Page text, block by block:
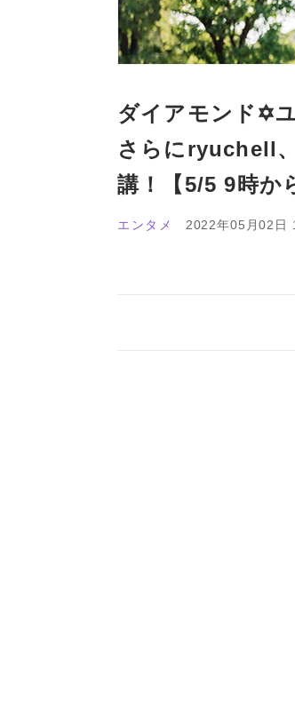
ダイアモンド✡
さらにryuchell
講！【5/5 9時か
エンタメ 2022年05月02日